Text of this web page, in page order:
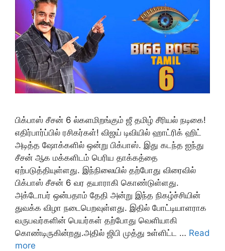
பிக்பாஸ் சீசன் 6 ல்களமிறங்கும் ஜீ தமிழ் சீரியல் நடிகை!
எதிர்பார்ப்பில் ரசிகர்கள்! விஜய் டிவியில் ஹாட்ரிக் ஹிட்
அடித்த ஷோக்களில் ஒன்று பிக்பாஸ். இது கடந்த ஐந்து
சீசன் ஆக மக்களிடம் பெரிய தாக்கத்தை
ஏற்படுத்தியுள்ளது. இந்நிலையில் தற்போது விரைவில்
பிக்பாஸ் சீசன் 6 வர தயாராகி கொண்டுள்ளது.
அக்டோபர் ஒன்பதாம் தேதி அன்று இந்த நிகழ்ச்சியின்
துவக்க விழா நடைபெறவுள்ளது. இதில் போட்டியாளராக
வருபவர்களின் பெயர்கள் தற்போது வெளியாகி
கொண்டிருகின்றது.அதில் ஜிபி முத்து உள்ளிட்ட … Read
more